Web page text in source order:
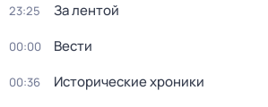
23:25 За лентой
00:00 Вести
00:36 Исторические хроники